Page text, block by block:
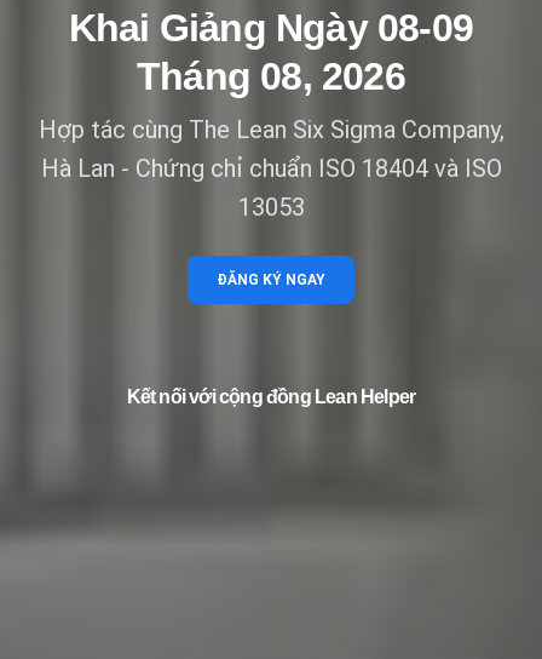
Khai Giảng Ngày 08-09
Tháng 08, 2026
Hợp tác cùng The Lean Six Sigma Company,
Hà Lan - Chứng chỉ chuẩn ISO 18404 và ISO
13053
ĐĂNG KÝ NGAY
Kết nối với cộng đồng Lean Helper